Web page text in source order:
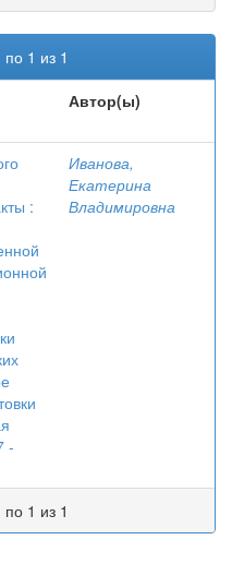
по 1 из 1
Автор(ы)
:
-
Иванова,
Екатерина
Владимировна
по 1 из 1